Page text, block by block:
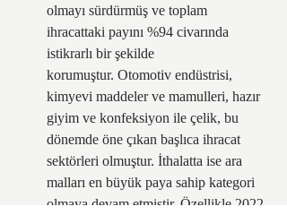
olmayı sürdürmüş ve toplam
ihracattaki payını %94 civarında
istikrarlı bir şekilde
korumuştur. Otomotiv endüstrisi,
kimyevi maddeler ve mamulleri, hazır
giyim ve konfeksiyon ile çelik, bu
dönemde öne çıkan başlıca ihracat
sektörleri olmuştur. İthalatta ise ara
malları en büyük paya sahip kategori
olmaya devam etmiştir. Özellikle 2022